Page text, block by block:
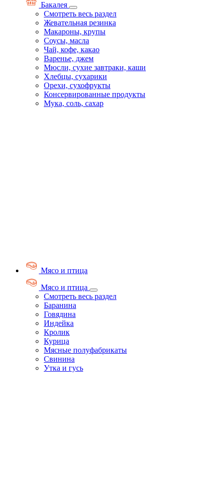
Бакалея
Смотреть весь раздел
Жевательная резинка
Макароны, крупы
Соусы, масла
Чай, кофе, какао
Варенье, джем
Мюсли, сухие завтраки, каши
Хлебцы, сухарики
Орехи, сухофрукты
Консервированные продукты
Мука, соль, сахар
Мясо и птица
Мясо и птица
Смотреть весь раздел
Баранина
Говядина
Индейка
Кролик
Курица
Мясные полуфабрикаты
Свинина
Утка и гусь